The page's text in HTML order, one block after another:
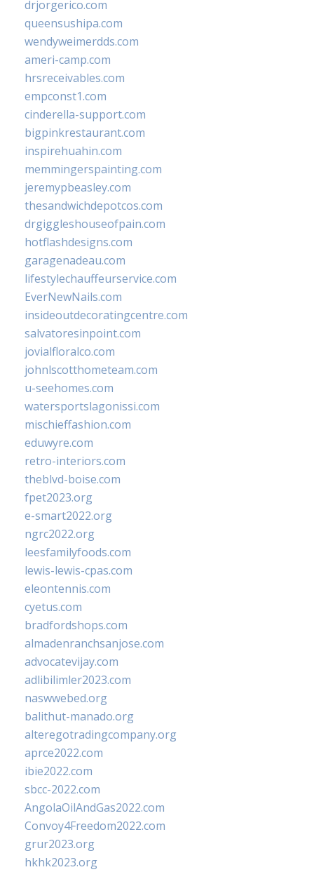
drjorgerico.com
queensushipa.com
wendyweimerdds.com
ameri-camp.com
hrsreceivables.com
empconst1.com
cinderella-support.com
bigpinkrestaurant.com
inspirehuahin.com
memmingerspainting.com
jeremypbeasley.com
thesandwichdepotcos.com
drgiggleshouseofpain.com
hotflashdesigns.com
garagenadeau.com
lifestylechauffeurservice.com
EverNewNails.com
insideoutdecoratingcentre.com
salvatoresinpoint.com
jovialfloralco.com
johnlscotthometeam.com
u-seehomes.com
watersportslagonissi.com
mischieffashion.com
eduwyre.com
retro-interiors.com
theblvd-boise.com
fpet2023.org
e-smart2022.org
ngrc2022.org
leesfamilyfoods.com
lewis-lewis-cpas.com
eleontennis.com
cyetus.com
bradfordshops.com
almadenranchsanjose.com
advocatevijay.com
adlibilimler2023.com
naswwebed.org
balithut-manado.org
alteregotradingcompany.org
aprce2022.com
ibie2022.com
sbcc-2022.com
AngolaOilAndGas2022.com
Convoy4Freedom2022.com
grur2023.org
hkhk2023.org